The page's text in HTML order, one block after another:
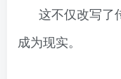
这不仅改写了
成为现实。